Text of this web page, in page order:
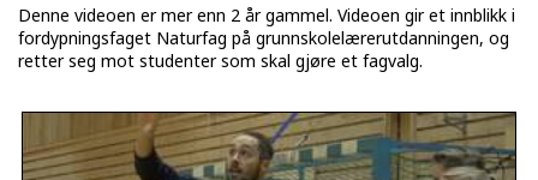
Denne videoen er mer enn 2 år gammel. Videoen gir et innblikk i
fordypningsfaget Naturfag på grunnskolelærerutdanningen, og
retter seg mot studenter som skal gjøre et fagvalg.